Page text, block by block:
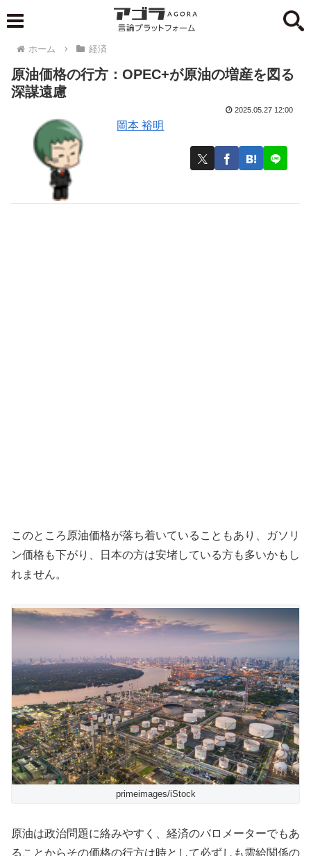
ホーム 経済
原油価格の行方：OPEC+が原油の増産を図る
深謀遠慮
岡本 裕明
2025.05.27 12:00
このところ原油価格が落ち着いていることもあり、ガソリ
ン価格も下がり、日本の方は安堵している方も多いかもし
れません。
primeimages/iStock
原油は政治問題に絡みやすく、経済のバロメーターでもあ
ることからその価格の行方は時として必ずしも需給関係の